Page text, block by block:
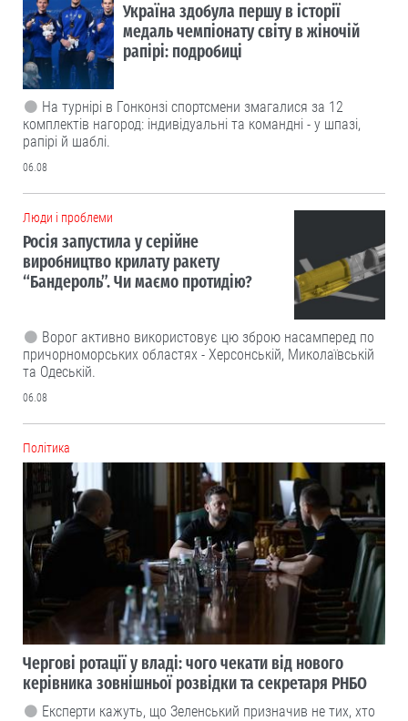
Україна здобула першу в історії
медаль чемпіонату світу в жіночій
рапірі: подробиці
На турнірі в Гонконзі спортсмени змагалися за 12
комплектів нагород: індивідуальні та командні - у шпазі,
рапірі й шаблі.
06.08
Люди і проблеми
Росія запустила у серійне
виробництво крилату ракету
“Бандероль”. Чи маємо протидію?
Ворог активно використовує цю зброю насамперед по
причорноморських областях - Херсонській, Миколаївській
та Одеській.
06.08
Політика
Чергові ротації у владі: чого чекати від нового
керівника зовнішньої розвідки та секретаря РНБО
Експерти кажуть, що Зеленський призначив не тих, хто